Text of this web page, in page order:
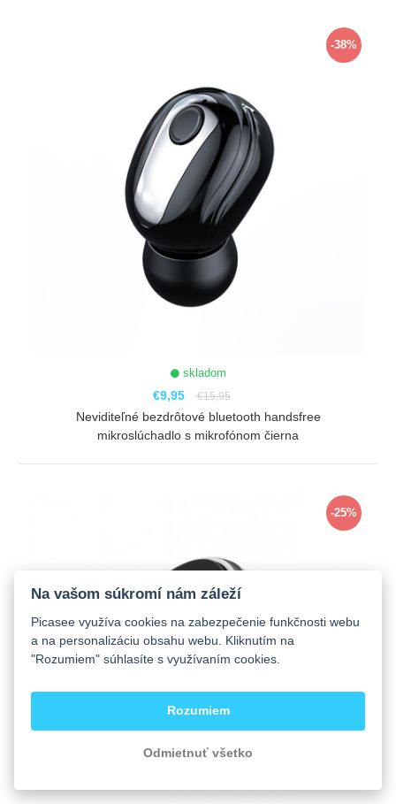
-38%
skladom
€9,95 €15,95
Neviditeľné bezdrôtové bluetooth handsfree
mikroslúchadlo s mikrofónom čierna
-25%
Na vašom súkromí nám záleží
Picasee využíva cookies na zabezpečenie funkčnosti webu
a na personalizáciu obsahu webu. Kliknutím na
"Rozumiem" súhlasíte s využívaním cookies.
Rozumiem
Odmietnuť všetko